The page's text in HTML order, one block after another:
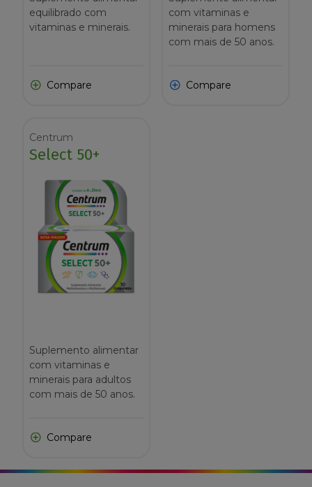
equilibrado com
vitaminas e minerais.
Compare
com vitaminas e
minerais para homens
com mais de 50 anos.
Compare
Centrum
Select 50+
Suplemento alimentar
com vitaminas e
minerais para adultos
com mais de 50 anos.
Compare